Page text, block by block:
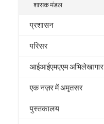
शासक मंडल
प्रशासन
परिसर
आईआईएमएएम अभिलेखागार
एक नज़र में अमृतसर
पुस्तकालय